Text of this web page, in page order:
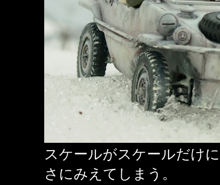
スケールがスケールだけ
さにみえてしまう。